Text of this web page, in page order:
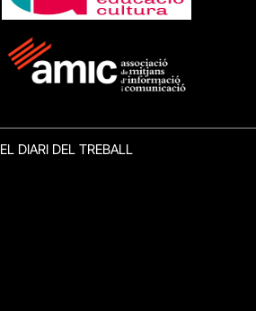
EL DIARI DEL TREBALL